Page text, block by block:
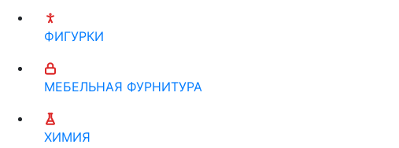
ФИГУРКИ
МЕБЕЛЬНАЯ ФУРНИТУРА
ХИМИЯ